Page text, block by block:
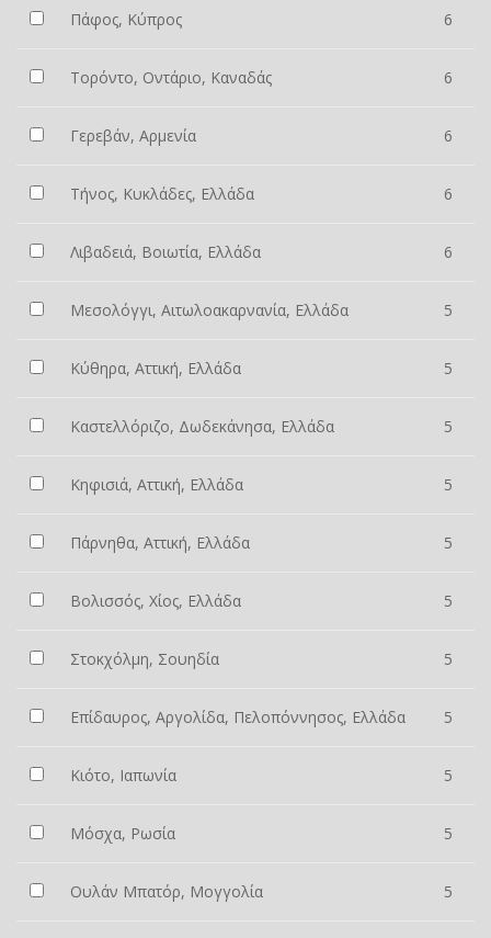
Πάφος, Κύπρος 6
Τορόντο, Οντάριο, Καναδάς 6
Γερεβάν, Αρμενία 6
Τήνος, Κυκλάδες, Ελλάδα 6
Λιβαδειά, Βοιωτία, Ελλάδα 6
Μεσολόγγι, Αιτωλοακαρνανία, Ελλάδα 5
Κύθηρα, Αττική, Ελλάδα 5
Καστελλόριζο, Δωδεκάνησα, Ελλάδα 5
Κηφισιά, Αττική, Ελλάδα 5
Πάρνηθα, Αττική, Ελλάδα 5
Βολισσός, Χίος, Ελλάδα 5
Στοκχόλμη, Σουηδία 5
Επίδαυρος, Αργολίδα, Πελοπόννησος, Ελλάδα 5
Κιότο, Ιαπωνία 5
Μόσχα, Ρωσία 5
Ουλάν Μπατόρ, Μογγολία 5